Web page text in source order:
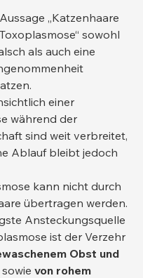
„Katzenhaare
sowohl
als auch eine
einer
während der
sind weit verbreitet,
Ablauf bleibt jedoch
kann nicht durch
übertragen werden.
Ansteckungsquelle
ist der Verzehr
Obst und
sowie von rohem